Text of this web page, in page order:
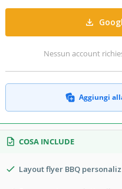
Nessun account
Aggiungi
COSA INCLUDE
Layout flyer BBQ